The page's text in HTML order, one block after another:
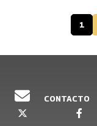
1
CONTACTO